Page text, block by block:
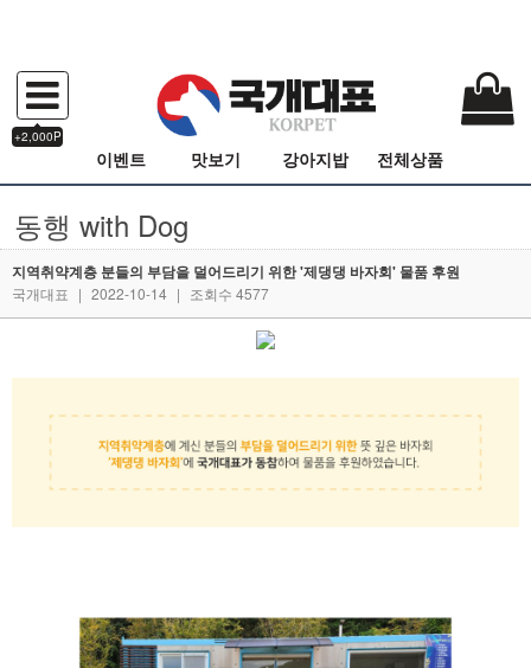
+2,000P
이벤트 맛보기 강아지밥 전체상품
동행 with Dog
지역취약계층 분들의 부담을 덜어드리기 위한 '제댕댕 바자회' 물품 후원
국개대표 | 2022-10-14 | 조회수 4577